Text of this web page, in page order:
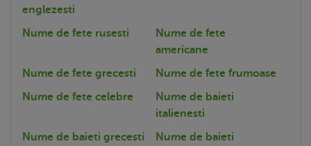
englezesti
Nume de fete rusesti
Nume de fete
americane
Nume de fete grecesti
Nume de fete frumoase
Nume de fete celebre
Nume de baieti
italienesti
Nume de baieti grecesti
Nume de baieti